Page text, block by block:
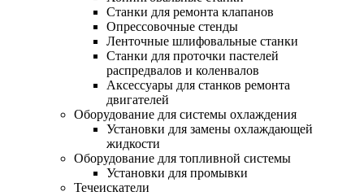
Станки для ремонта клапанов
Опрессовочные стенды
Ленточные шлифовальные станки
Станки для проточки пастелей
распредвалов и коленвалов
Аксессуары для станков ремонта
двигателей
Оборудование для системы охлаждения
Установки для замены охлаждающей
жидкости
Оборудование для топливной системы
Установки для промывки
Течеискатели